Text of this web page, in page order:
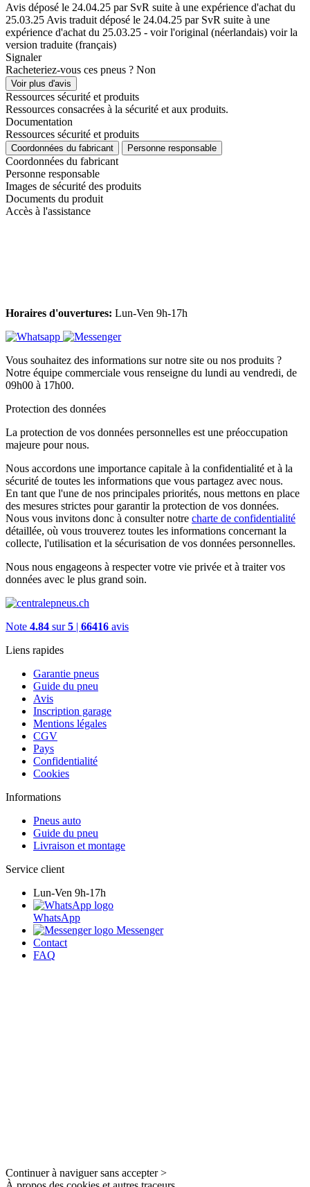
Avis déposé le 24.04.25 par SvR suite à une expérience d'achat du
25.03.25 Avis traduit déposé le 24.04.25 par SvR suite à une
expérience d'achat du 25.03.25 - voir l'original (néerlandais) voir la
version traduite (français)
Signaler
Racheteriez-vous ces pneus ? Non
Voir plus d'avis
Ressources sécurité et produits
Ressources consacrées à la sécurité et aux produits.
Documentation
Ressources sécurité et produits
Coordonnées du fabricant Personne responsable
Coordonnées du fabricant
Personne responsable
Images de sécurité des produits
Documents du produit
Accès à l'assistance
Horaires d'ouvertures: Lun-Ven 9h-17h
Vous souhaitez des informations sur notre site ou nos produits ?
Notre équipe commerciale vous renseigne du lundi au vendredi, de
09h00 à 17h00.
Protection des données
La protection de vos données personnelles est une préoccupation
majeure pour nous.
Nous accordons une importance capitale à la confidentialité et à la
sécurité de toutes les informations que vous partagez avec nous.
En tant que l'une de nos principales priorités, nous mettons en place
des mesures strictes pour garantir la protection de vos données.
Nous vous invitons donc à consulter notre charte de confidentialité
détaillée, où vous trouverez toutes les informations concernant la
collecte, l'utilisation et la sécurisation de vos données personnelles.
Nous nous engageons à respecter votre vie privée et à traiter vos
données avec le plus grand soin.
Note 4.84 sur5 | 66416 avis
Liens rapides
Garantie pneus
Guide du pneu
Avis
Inscription garage
Mentions légales
CGV
Pays
Confidentialité
Cookies
Informations
Pneus auto
Guide du pneu
Livraison et montage
Service client
Lun-Ven 9h-17h
WhatsApp
Messenger
Contact
FAQ
Continuer à naviguer sans accepter >